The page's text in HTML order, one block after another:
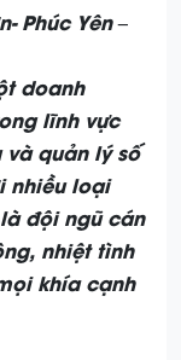
Phúc Yên –
doanh
lĩnh vực
quản lý số
nhiều loại
đội ngũ cán
nhiệt tình
khía cạnh